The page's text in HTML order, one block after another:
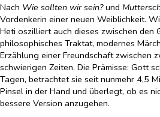
Nach Wie sollten wir sein?und
Vordenkerin einer neuen Weiblichkeit.
Heti oszilliert auch dieses zwischen den
philosophisches Traktat, modernes
Erzählung einer Freundschaft zwischen
schwierigen Zeiten. Die Prämisse: Gott
Tagen, betrachtet sie seit nunmehr 4,5
Pinsel in der Hand und überlegt, ob es
bessere Version anzugehen.